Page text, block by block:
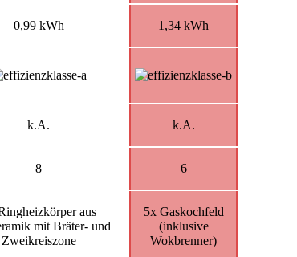
0,99 kWh 1,34 kWh
k.A. k.A.
8 6
aus
mit Bräter- und
Zweikreiszone
5x Gaskochfeld
(inklusive
Wokbrenner)